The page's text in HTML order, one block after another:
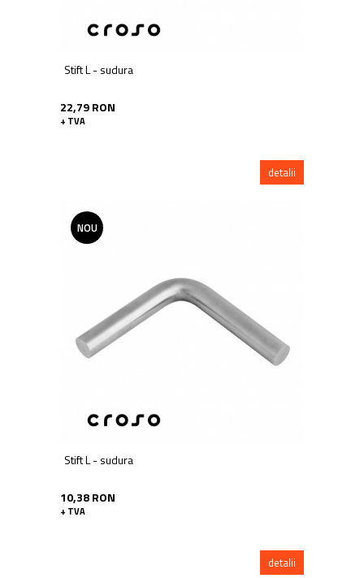
Stift L - sudura
22,79 RON
+ TVA
detalii
NOU
Stift L - sudura
10,38 RON
+ TVA
detalii